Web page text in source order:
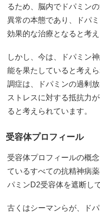
るため、脳内でドパミン
異常の本態であり、ドパ
効果的な治療となると考え
しかし、今は、ドパミン
能を果たしていると考え
調症は、ドパミンの過剰
ストレスに対する抵抗力
ると考えられています。
受容体プロフィール
受容体プロフィールの概
ているすべての抗精神病
パミンD2受容体を遮断し
古くはシーマンらが、ド